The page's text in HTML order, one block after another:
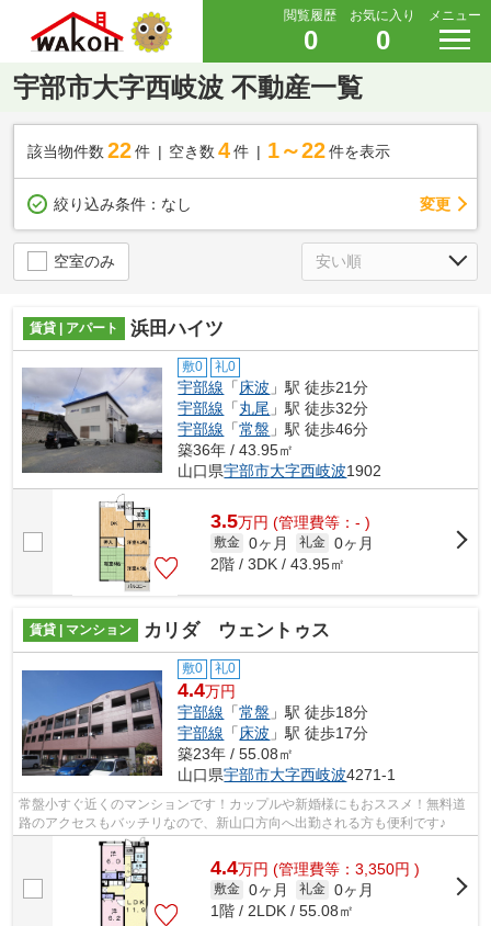
閲覧履歴
0
お気に入り
0
メニュー
宇部市大字西岐波 不動産一覧
該当物件数 22件 空き数 4 件 1～22 件を表示
絞り込み条件： なし 変更
空室のみ
賃貸 | アパート 浜田ハイツ
敷0 礼0
宇部線 「床波 」駅 徒歩21分
宇部線 「丸尾 」駅 徒歩32分
宇部線 「常盤 」駅 徒歩46分
築36年 / 43.95㎡
山口県宇部市大字西岐波1902
3.5万円 (管理費等：- )
敷金 0ヶ月 礼金 0ヶ月
2階 / 3DK / 43.95㎡
賃貸 | マンション カリダ ウェントゥス
敷0 礼0
4.4万円
宇部線 「常盤 」駅 徒歩18分
宇部線 「 床波 」駅 徒歩17分
築23年 / 55.08㎡
山口県宇部市大字西岐波4271-1
常盤小すぐ近くのマンションです！カップルや新婚様にもおススメ！無料道
路のアクセスもバッチリなので、新山口方向へ出勤される方も便利です♪
4.4万円 (管理費等：3,350円 )
敷金 0ヶ月 礼金 0ヶ月
1階 / 2LDK / 55.08㎡